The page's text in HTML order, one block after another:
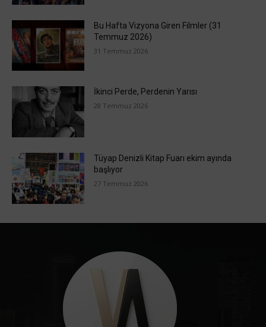
Bu Hafta Vizyona Giren Filmler (31
Temmuz 2026)
31 Temmuz 2026
İkinci Perde, Perdenin Yarısı
28 Temmuz 2026
Tüyap Denizli Kitap Fuarı ekim ayında
başlıyor
27 Temmuz 2026